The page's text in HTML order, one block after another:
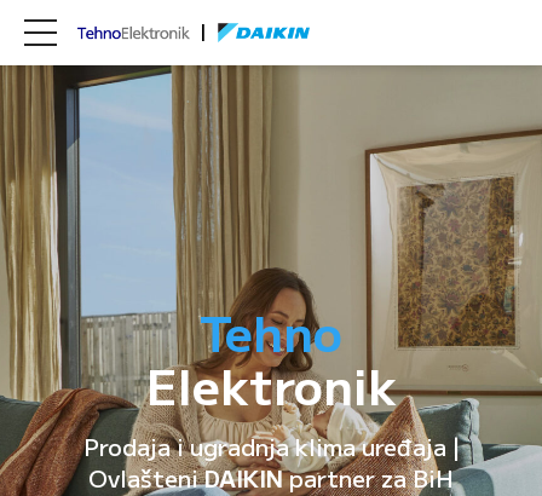
Tehno
Elektronik
Prodaja i ugradnja klima uređaja |
OvlašteniDAIKINpartner za BiH